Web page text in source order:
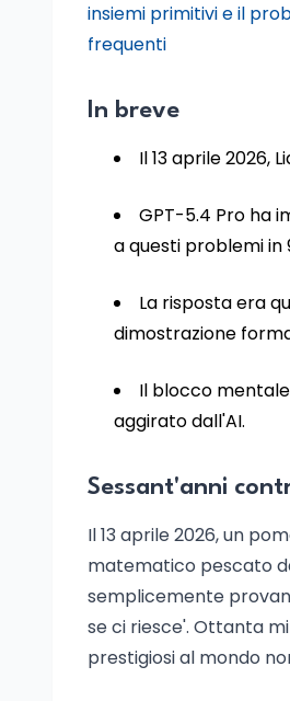
insiemi primitivi e il
frequenti
In breve
Il 13 aprile 2026,
GPT-5.4 Pro ha
a questi problemi in
La risposta era
dimostrazione
Il blocco
aggirato dall'AI.
Sessant'anni
Il 13 aprile 2026, un
matematico pescato
semplicemente
se ci riesce'. Ottanta
prestigiosi al mondo